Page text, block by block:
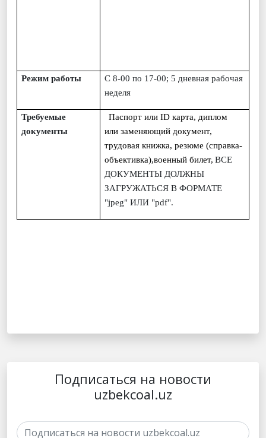
Режим работы
С 8-00 по 17-00; 5 дневная рабочая
неделя
Требуемые
документы
Паспорт или ID карта, диплом
или заменяющий документ,
трудовая книжка, резюме (справка-
объективка),военный билет, ВСЕ
ДОКУМЕНТЫ ДОЛЖНЫ
ЗАГРУЖАТЬСЯ В ФОРМАТЕ
"jpeg" ИЛИ "pdf".
Подписаться на новости
uzbekcoal.uz